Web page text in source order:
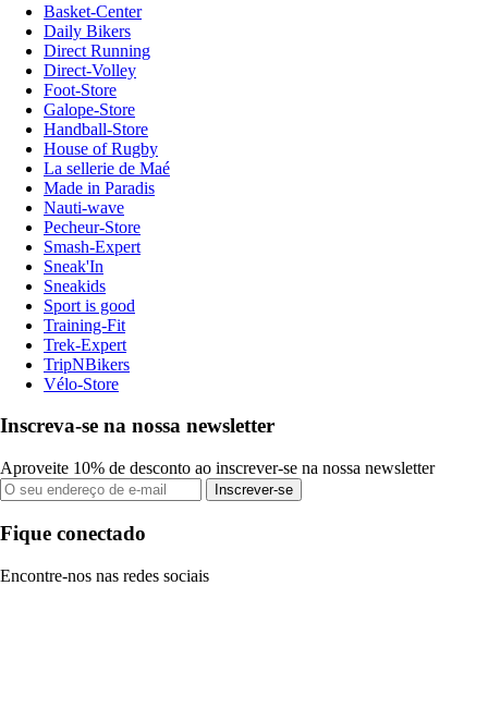
Basket-Center
Daily Bikers
Direct Running
Direct-Volley
Foot-Store
Galope-Store
Handball-Store
House of Rugby
La sellerie de Maé
Made in Paradis
Nauti-wave
Pecheur-Store
Smash-Expert
Sneak'In
Sneakids
Sport is good
Training-Fit
Trek-Expert
TripNBikers
Vélo-Store
Inscreva-se na nossa newsletter
Aproveite 10% de desconto ao inscrever-se na nossa newsletter
Inscrever-se
Fique conectado
Encontre-nos nas redes sociais